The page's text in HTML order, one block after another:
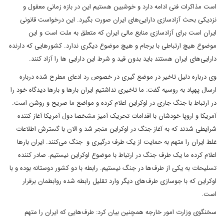
است مذاکرات فنی ادامه دارد و خوشبین هستیم این در بازه زمانی معقول و
نزدیکی بحث آزادسازی دارایی‌های ایران صورت بگیرد. این درخواست قانونی
ایران است برای آزادسازی منابع مالی ایران که متعلق به ملت است و این
موضوع هیچ ارتباطی با برجام و هیچ موضوع دیگری ندارد. کشورهایی که دارنده
دارایی‌های ایران هستند باید بدون قید و شرط این دارایی ها را آزاد کنند.
وی درباره دلیل تاخیر در موضع گیری در خصوص رد ادعای مطرح شده درباره
ارسال پهپاد به روسیه گفت: ما تاخیری نداشتیم ایران بارها و بارها دیدگاه خود را
در ارتباط با جنگ جاری در اوکراین اعلام کرده و مواضع ما صریح و روشن است.
آمریکا و اروپا خودشان با اقدامات تحریک آمیز مشخصا دول آمریکا آغاز کننده
شرایطی شدند که به آغاز جنگ در اوکراین منجر شد و الان با گسترش اطلاعات
غلط ایران را متهم به حمایت از یک طرف درگیری و جنگ می‌کنند. ایران بارها
اعلام کرده ما یک طرف جنگ در ارتباط با موضوع اوکراین نیستیم. صادر کننده
تسلیحات به یکی از طرف‌ها در جنگ نیستیم. رابطه با دو کشور دوستانه بوده و با
اوکراین که با جوسازی طرف‌های دیگر وارد تقلیل رابطه شده روابطمان برقرار
است.
سخنگوی وزارت امور خارجه همچنین بیان کرد: طرف‌هایی که ایران را متهم